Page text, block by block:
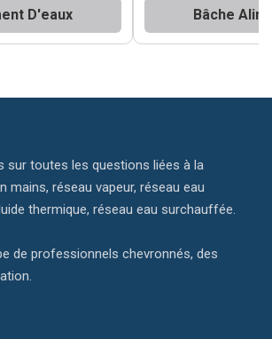
D'eaux Bâche
sur toutes les questions liées à la
mains, réseau vapeur, réseau eau
thermique, réseau eau surchauffée.
de professionnels chevronnés, des